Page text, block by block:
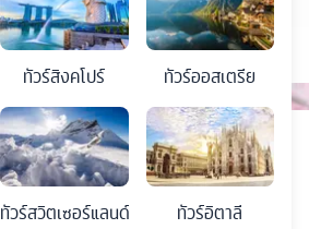
ทัวร์สิงคโปร์ ทัวร์ออสเตรีย
ทัวร์สวิตเซอร์แลนด์ ทัวร์อิตาลี